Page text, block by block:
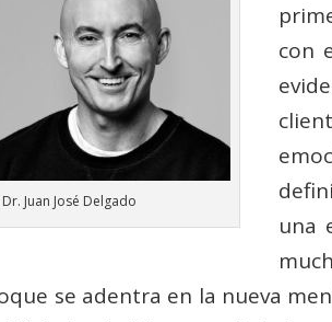
Dr. Juan José Delgado
con
una
se adentra en la nueva